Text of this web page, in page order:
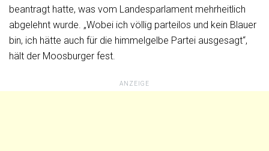
beantragt hatte, was vom Landesparlament mehrheitlich
abgelehnt wurde. „Wobei ich völlig parteilos und kein Blauer
bin, ich hätte auch für die himmelgelbe Partei ausgesagt“,
hält der Moosburger fest.
ANZEIGE